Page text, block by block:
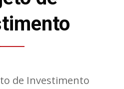
de Investimento